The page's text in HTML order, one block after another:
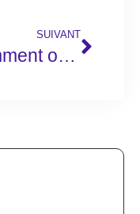
SUIVANT
Comment optimiser WordPress avec les MU-Plugins : Guide du développeur